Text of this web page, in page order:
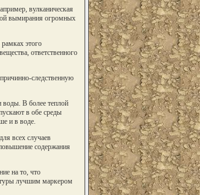
вулканическая
вымирания огромных
этого
ответственного
следственную
воды. В более теплой
в обе среды
и в воде.
всех случаев
содержания
на то, что
лучшим маркером